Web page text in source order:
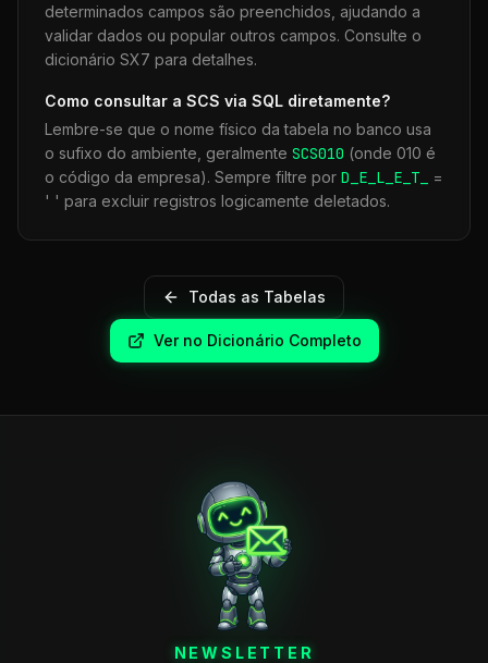
determinados campos são preenchidos, ajudando a
validar dados ou popular outros campos. Consulte o
dicionário SX7 para detalhes.
Como consultar a SCS via SQL diretamente?
Lembre-se que o nome físico da tabela no banco usa
o sufixo do ambiente, geralmente SCS010 (onde 010 é
o código da empresa). Sempre filtre por D_E_L_E_T_
=
' ' para excluir registros logicamente deletados.
Todas as Tabelas
Ver no Dicionário Completo
NEWSLETTER